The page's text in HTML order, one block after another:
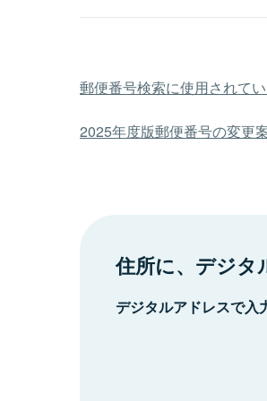
郵便番号検索に使用されて
2025年度版郵便番号の変更
住所に、デジタ
デジタルアドレスで入